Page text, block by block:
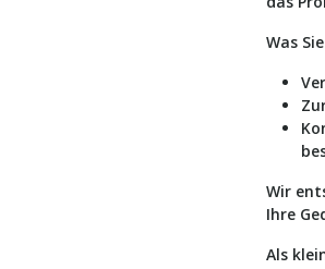
Was
Wir
Ihre
Als